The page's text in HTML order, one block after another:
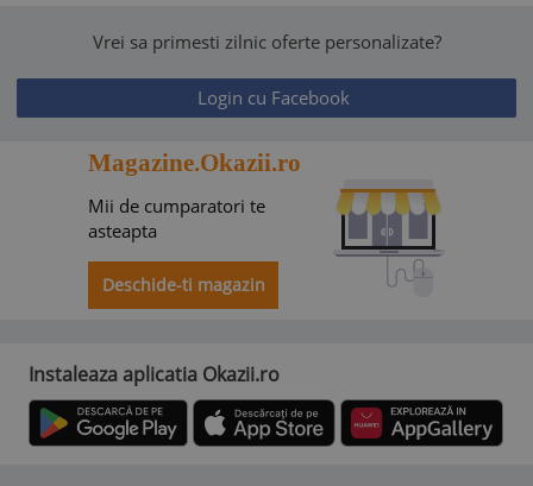
Vrei sa primesti zilnic oferte personalizate?
Login cu Facebook
Magazine.Okazii.ro
Mii de cumparatori te
asteapta
Deschide-ti magazin
Instaleaza aplicatia Okazii.ro